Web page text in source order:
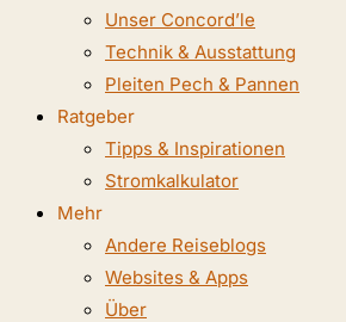
Unser Concord’le
Technik & Ausstattung
Pleiten Pech & Pannen
Ratgeber
Tipps & Inspirationen
Stromkalkulator
Mehr
Andere Reiseblogs
Websites & Apps
Über